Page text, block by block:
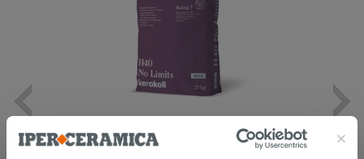
colle multifonction